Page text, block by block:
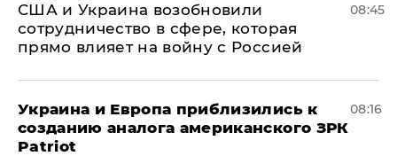
США и Украина возобновили
сотрудничество в сфере, которая
прямо влияет на войну с Россией
08:45
Украина и Европа приблизились к
созданию аналога американского ЗРК
Patriot
08:16